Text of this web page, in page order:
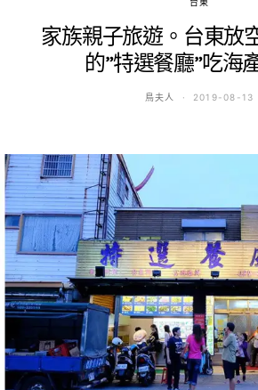
家族親子旅遊。台東放
的”特選餐廳”吃海
鳥夫人 2019-08-13